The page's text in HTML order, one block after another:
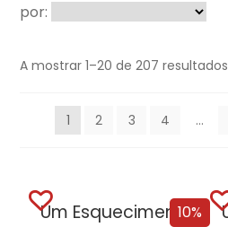
por:
A mostrar 1–20 de 207 resultados
1 2 3 4 …
10%
Um Esquecimento Sombrio